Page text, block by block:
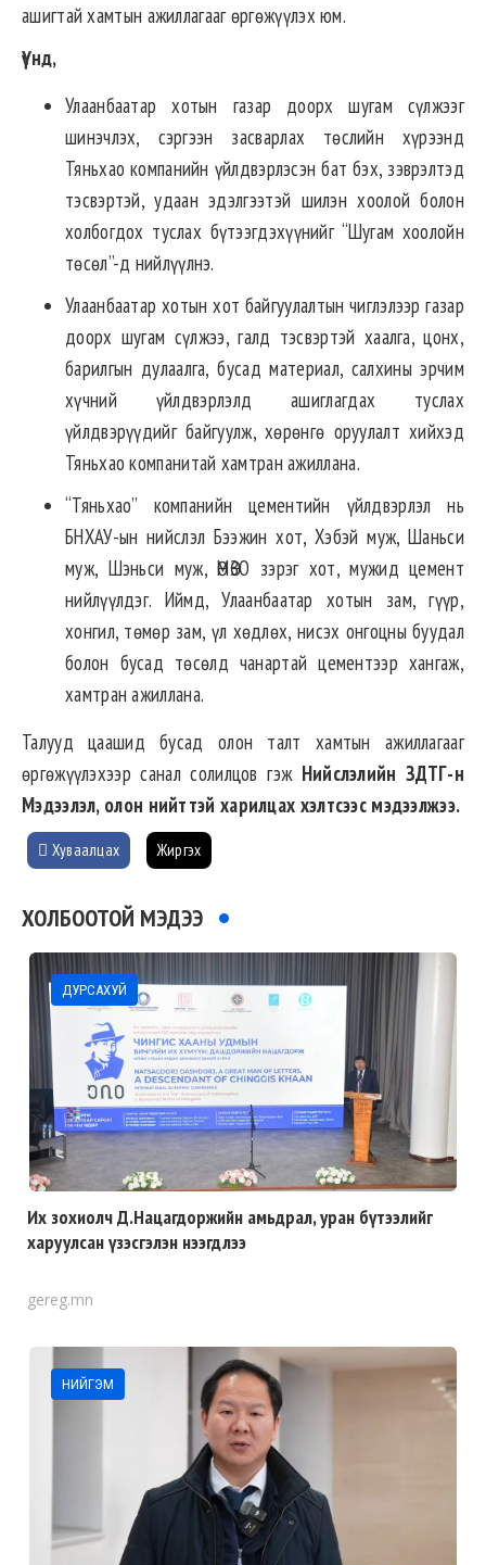
ашигтай хамтын ажиллагааг өргөжүүлэх юм.
Үүнд,
Улаанбаатар хотын газар доорх шугам сүлжээг
шинэчлэх, сэргээн засварлах төслийн хүрээнд
Тяньхао компанийн үйлдвэрлэсэн бат бэх, зэврэлтэд
тэсвэртэй, удаан эдэлгээтэй шилэн хоолой болон
холбогдох туслах бүтээгдэхүүнийг “Шугам хоолойн
төсөл”-д нийлүүлнэ.
Улаанбаатар хотын хот байгуулалтын чиглэлээр газар
доорх шугам сүлжээ, галд тэсвэртэй хаалга, цонх,
барилгын дулаалга, бусад материал, салхины эрчим
хүчний үйлдвэрлэлд ашиглагдах туслах
үйлдвэрүүдийг байгуулж, хөрөнгө оруулалт хийхэд
Тяньхао компанитай хамтран ажиллана.
“Тяньхао” компанийн цементийн үйлдвэрлэл нь
БНХАУ-ын нийслэл Бээжин хот, Хэбэй муж, Шаньси
муж, Шэньси муж, ӨМӨЗО зэрэг хот, мужид цемент
нийлүүлдэг. Иймд, Улаанбаатар хотын зам, гүүр,
хонгил, төмөр зам, үл хөдлөх, нисэх онгоцны буудал
болон бусад төсөлд чанартай цементээр хангаж,
хамтран ажиллана.
Талууд цаашид бусад олон талт хамтын ажиллагааг
өргөжүүлэхээр санал солилцов гэж Нийслэлийн ЗДТГ-н
Мэдээлэл, олон нийттэй харилцах хэлтсээс мэдээлжээ.
Хуваалцах Жиргэх
ХОЛБООТОЙ МЭДЭЭ
ДУРСАХУЙ
Их зохиолч Д.Нацагдоржийн амьдрал, уран бүтээлийг
харуулсан үзэсгэлэн нээгдлээ
gereg.mn
НИЙГЭМ